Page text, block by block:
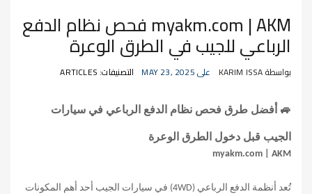
myakm.com | AKM فحص نظام الدفع
الرباعي للجيب في الطرق الوعرة
بواسطة KARIM ISSA على MAY 23, 2025 التصنيفات: ARTICLES
🚙 أفضل طرق فحص نظام الدفع الرباعي في سيارات
الجيب قبل دخول الطرق الوعرة
myakm.com | AKM
تُعد أنظمة الدفع الرباعي (4WD) في سيارات الجيب أحد أهم المكونات